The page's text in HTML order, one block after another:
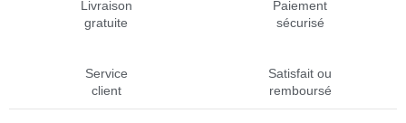
Livraison
gratuite
Paiement
sécurisé
Service
client
Satisfait ou
remboursé